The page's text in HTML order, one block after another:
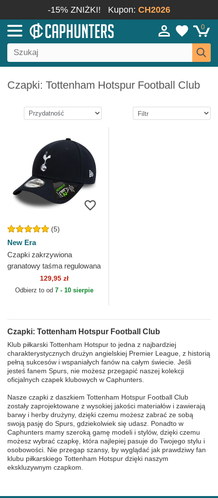
-15% ZNIŻKI! Kupon: CH2026
0
Czapki: Tottenham Hotspur Football Club
(5)
New Era
Czapki zakrzywiona
granatowy taśma regulowana
9FORTY Repreve Tottenham
Hotspur Football Club...
129,95 zł
Odbierz to od 7 - 10 sierpie
Czapki: Tottenham Hotspur Football Club
Klub piłkarski Tottenham Hotspur to jedna z najbardziej
charakterystycznych drużyn angielskiej Premier League, z historią
pełną sukcesów i wspaniałych fanów na całym świecie. Jeśli
jesteś fanem Spurs, nie możesz przegapić naszej kolekcji
oficjalnych czapek klubowych w Caphunters.
Nasze czapki z daszkiem Tottenham Hotspur Football Club
zostały zaprojektowane z wysokiej jakości materiałów i zawierają
barwy i herby drużyny, dzięki czemu możesz zabrać ze sobą
swoją pasję do Spurs, gdziekolwiek się udasz. Ponadto w
Caphunters mamy szeroką gamę modeli i stylów, dzięki czemu
możesz wybrać czapkę, która najlepiej pasuje do Twojego stylu i
osobowości. Nie przegap szansy, by wyglądać jak prawdziwy fan
klubu piłkarskiego Tottenham Hotspur dzięki naszym
ekskluzywnym czapkom.